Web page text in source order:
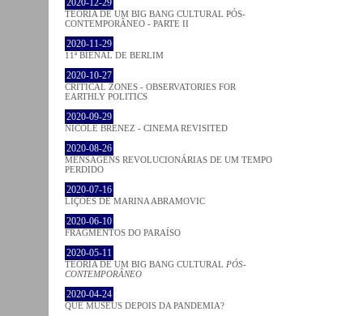
2020-12-29
TEORIA DE UM BIG BANG CULTURAL PÓS-
CONTEMPORÂNEO - PARTE II
2020-11-29
11ª BIENAL DE BERLIM
2020-10-27
CRITICAL ZONES - OBSERVATORIES FOR
EARTHLY POLITICS
2020-09-29
NICOLE BRENEZ - CINEMA REVISITED
2020-08-26
MENSAGENS REVOLUCIONÁRIAS DE UM TEMPO
PERDIDO
2020-07-16
LIÇÕES DE MARINA ABRAMOVIC
2020-06-10
FRAGMENTOS DO PARAÍSO
2020-05-11
TEORIA DE UM BIG BANG CULTURAL PÓS-
CONTEMPORÂNEO
2020-04-24
QUE MUSEUS DEPOIS DA PANDEMIA?